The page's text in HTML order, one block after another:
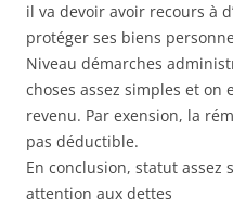
il va devoir avoir recours à
protéger ses biens
Niveau démarches
choses assez simples et on
revenu. Par exension, la
pas déductible.
En conclusion, statut assez
attention aux dettes